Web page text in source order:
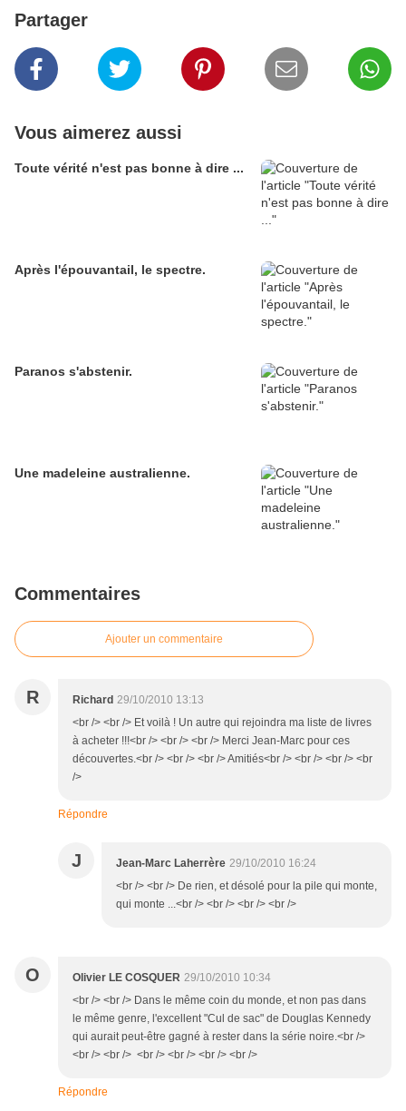
Partager
Vous aimerez aussi
Toute vérité n'est pas bonne à dire ...
Après l'épouvantail, le spectre.
Paranos s'abstenir.
Une madeleine australienne.
Commentaires
Ajouter un commentaire
R Richard 29/10/2010 13:13
<br /> <br /> Et voilà ! Un autre qui rejoindra ma liste de livres
à acheter !!!<br /> <br /> <br /> Merci Jean-Marc pour ces
découvertes.<br /> <br /> <br /> Amitiés<br /> <br /> <br /> <br
/>
Répondre
J Jean-Marc Laherrère 29/10/2010 16:24
<br /> <br /> De rien, et désolé pour la pile qui monte,
qui monte ...<br /> <br /> <br /> <br />
O Olivier LE COSQUER 29/10/2010 10:34
<br /> <br /> Dans le même coin du monde, et non pas dans
le même genre, l'excellent "Cul de sac" de Douglas Kennedy
qui aurait peut-être gagné à rester dans la série noire.<br />
<br /> <br /> <br /> <br /> <br /> <br />
Répondre